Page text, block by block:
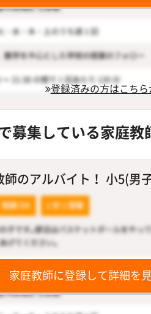
登録済みの方はこち
募集している家庭教
師のアルバイト！ 小5(男
家庭教師に登録して詳細を